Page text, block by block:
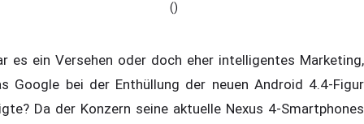
()
es ein Versehen oder doch eher intelligentes Marketing,
Google bei der Enthüllung der neuen Android 4.4-Figur
Da der Konzern seine aktuelle Nexus 4-Smartphones